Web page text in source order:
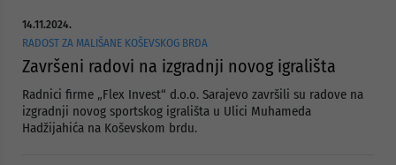
14.11.2024.
RADOST ZA MALIŠANE KOŠEVSKOG BRDA
Završeni radovi na izgradnji novog igrališta
Radnici firme „Flex Invest“ d.o.o. Sarajevo završili su radove na
izgradnji novog sportskog igrališta u Ulici Muhameda
Hadžijahića na Koševskom brdu.